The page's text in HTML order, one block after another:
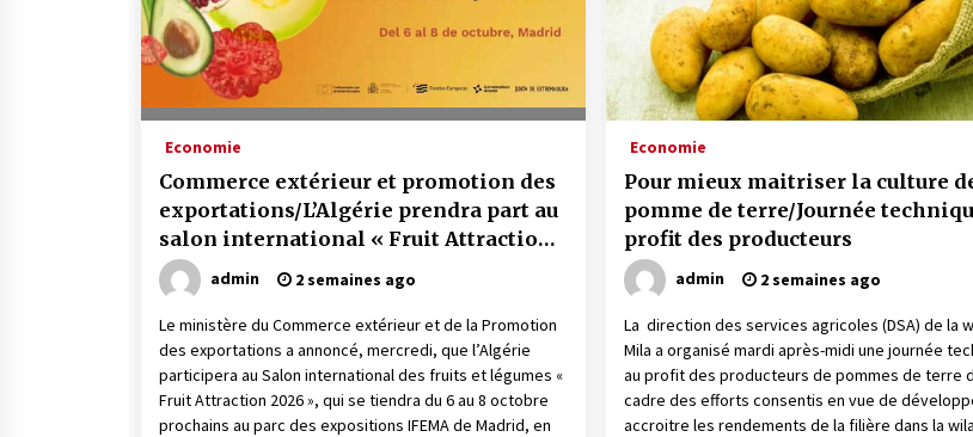
Economie
Commerce extérieur et promotion des
exportations/L’Algérie prendra part au
salon international « Fruit Attraction
2026 » à Madrid
admin 2 semaines ago
Le ministère du Commerce extérieur et de la Promotion
des exportations a annoncé, mercredi, que l’Algérie
participera au Salon international des fruits et légumes «
Fruit Attraction 2026 », qui se tiendra du 6 au 8 octobre
prochains au parc des expositions IFEMA de Madrid, en
Economie
Pour mieux maitriser la culture
pomme de terre/Journée
profit des producteurs
admin 2 semaines ago
La direction des services agricoles (DSA) de la
Mila a organisé mardi après-midi une journée
au profit des producteurs de pommes de terre
cadre des efforts consentis en vue de
accroitre les rendements de la filière dans la